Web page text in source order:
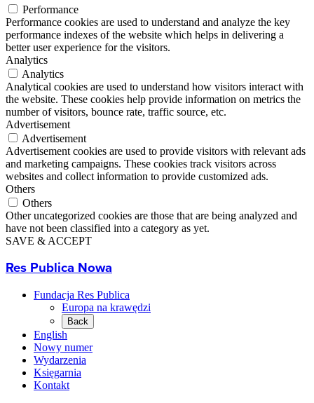
Performance
Performance cookies are used to understand and analyze the key
performance indexes of the website which helps in delivering a
better user experience for the visitors.
Analytics
Analytics
Analytical cookies are used to understand how visitors interact with
the website. These cookies help provide information on metrics the
number of visitors, bounce rate, traffic source, etc.
Advertisement
Advertisement
Advertisement cookies are used to provide visitors with relevant ads
and marketing campaigns. These cookies track visitors across
websites and collect information to provide customized ads.
Others
Others
Other uncategorized cookies are those that are being analyzed and
have not been classified into a category as yet.
SAVE & ACCEPT
Res Publica Nowa
Fundacja Res Publica
Europa na krawędzi
Back
English
Nowy numer
Wydarzenia
Księgarnia
Kontakt